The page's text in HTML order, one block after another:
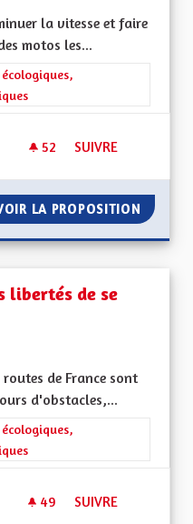
la vitesse et faire
motos les...
: Les transitions
52 52 ABONNÉS
SUIVRE
LA PROPOSITION
libertés de se
de France sont
d'obstacles,...
: Les transitions
49 49 ABONNÉS
SUIVRE